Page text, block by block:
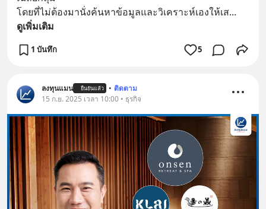
โดยที่ไม่ต้องมานั่งค้นหาข้อมูลและวิเคราะห์เองให้เส...
ดูเพิ่มเติม
1 บันทึก 5
ลงทุนแมน ยืนยันแล้ว • ติดตาม
15 ก.ย. 2025 เวลา 10:00 • ธุรกิจ